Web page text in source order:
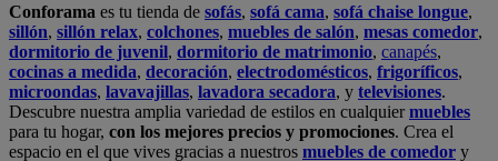
Conforama es tu tienda de sofás, sofá cama, sofá chaise longue,
sillón, sillón relax, colchones, muebles de salón, mesas comedor,
dormitorio de juvenil, dormitorio de matrimonio, canapés,
cocinas a medida, decoración, electrodomésticos, frigoríficos,
microondas, lavavajillas, lavadora secadora, y televisiones.
Descubre nuestra amplia variedad de estilos en cualquiermuebles
para tu hogar, con los mejores precios y promociones. Crea el
espacio en el que vives gracias a nuestros muebles de comedor y